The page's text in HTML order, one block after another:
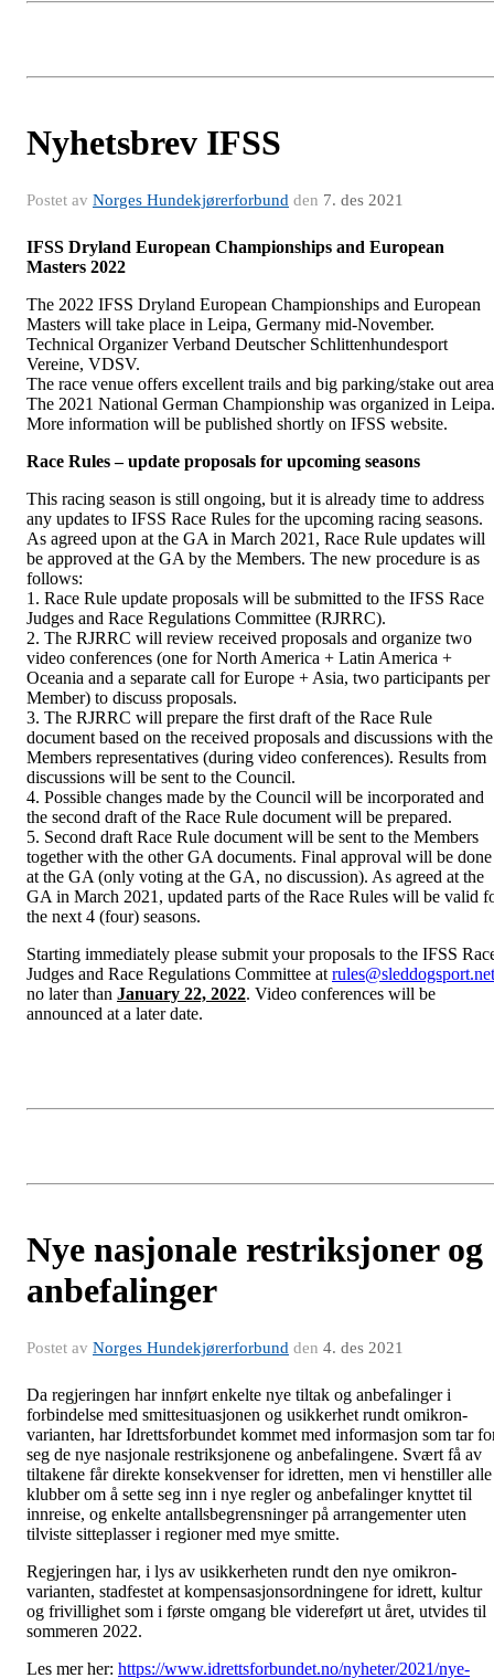
Nyhetsbrev IFSS
Postet av Norges Hundekjørerforbund den 7. des 2021
IFSS Dryland European Championships and European
Masters 2022
The 2022 IFSS Dryland European Championships and European
Masters will take place in Leipa, Germany mid-November.
Technical Organizer Verband Deutscher Schlittenhundesport
Vereine, VDSV.
The race venue offers excellent trails and big parking/stake out
The 2021 National German Championship was organized in Leipa.
More information will be published shortly on IFSS website.
Race Rules – update proposals for upcoming seasons
This racing season is still ongoing, but it is already time to address
any updates to IFSS Race Rules for the upcoming racing seasons.
As agreed upon at the GA in March 2021, Race Rule updates will
be approved at the GA by the Members. The new procedure is as
follows:
1. Race Rule update proposals will be submitted to the IFSS Race
Judges and Race Regulations Committee (RJRRC).
2. The RJRRC will review received proposals and organize two
video conferences (one for North America + Latin America +
Oceania and a separate call for Europe + Asia, two participants per
Member) to discuss proposals.
3. The RJRRC will prepare the first draft of the Race Rule
document based on the received proposals and discussions with the
Members representatives (during video conferences). Results from
discussions will be sent to the Council.
4. Possible changes made by the Council will be incorporated and
the second draft of the Race Rule document will be prepared.
5. Second draft Race Rule document will be sent to the Members
together with the other GA documents. Final approval will be done
at the GA (only voting at the GA, no discussion). As agreed at the
GA in March 2021, updated parts of the Race Rules will be valid
the next 4 (four) seasons.
Starting immediately please submit your proposals to the IFSS
Judges and Race Regulations Committee at rules@sleddogsport.net
no later than January 22, 2022. Video conferences will be
announced at a later date.
Nye nasjonale restriksjoner og
anbefalinger
Postet av Norges Hundekjørerforbund den 4. des 2021
Da regjeringen har innført enkelte nye tiltak og anbefalinger i
forbindelse med smittesituasjonen og usikkerhet rundt omikron-
varianten, har Idrettsforbundet kommet med informasjon som tar
seg de nye nasjonale restriksjonene og anbefalingene. Svært få av
tiltakene får direkte konsekvenser for idretten, men vi henstiller alle
klubber om å sette seg inn i nye regler og anbefalinger knyttet til
innreise, og enkelte antallsbegrensninger på arrangementer uten
tilviste sitteplasser i regioner med mye smitte.
Regjeringen har, i lys av usikkerheten rundt den nye omikron-
varianten, stadfestet at kompensasjonsordningene for idrett, kultur
og frivillighet som i første omgang ble videreført ut året, utvides til
sommeren 2022.
Les mer her: https://www.idrettsforbundet.no/nyheter/2021/nye-